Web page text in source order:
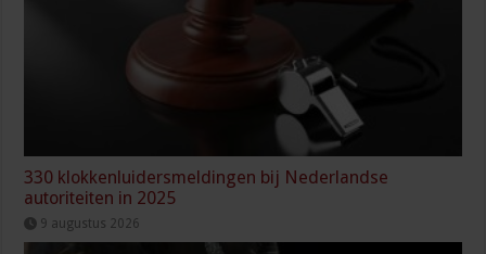
330 klokkenluidersmeldingen bij Nederlandse
autoriteiten in 2025
9 augustus 2026